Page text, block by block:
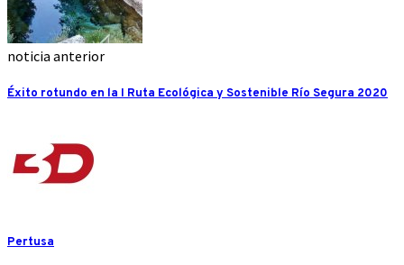
noticia anterior
Éxito rotundo en la I Ruta Ecológica y Sostenible Río Segura 2020
Pertusa